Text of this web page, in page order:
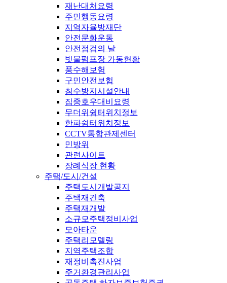
재난대처요령
주민행동요령
지역자율방재단
안전문화운동
안전점검의 날
빗물펌프장 가동현황
풍수해보험
구민안전보험
침수방지시설안내
집중호우대비요령
무더위쉼터위치정보
한파쉼터위치정보
CCTV통합관제센터
민방위
관련사이트
장례식장 현황
주택/도시/건설
주택도시개발공지
주택재건축
주택재개발
소규모주택정비사업
모아타운
주택리모델링
지역주택조합
재정비촉진사업
주거환경관리사업